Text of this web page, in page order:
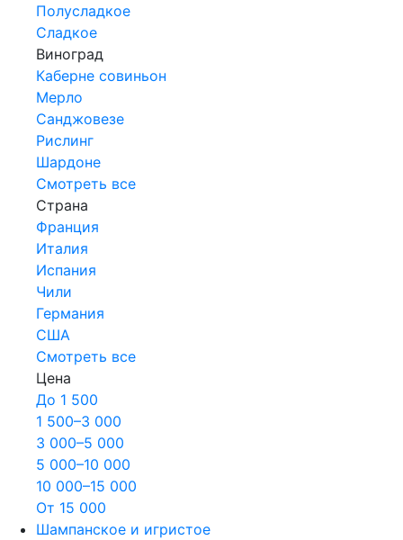
Полусладкое
Сладкое
Виноград
Каберне совиньон
Мерло
Санджовезе
Рислинг
Шардоне
Смотреть все
Страна
Франция
Италия
Испания
Чили
Германия
США
Смотреть все
Цена
До 1 500
1 500–3 000
3 000–5 000
5 000–10 000
10 000–15 000
От 15 000
Шампанское и игристое